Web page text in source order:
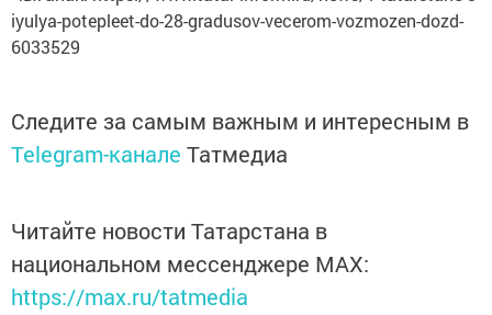
iyulya-potepleet-do-28-gradusov-vecerom-vozmozen-dozd-
6033529
Следите за самым важным и интересным в
Telegram-канале Татмедиа
Читайте новости Татарстана в
национальном мессенджере MАХ:
https://max.ru/tatmedia